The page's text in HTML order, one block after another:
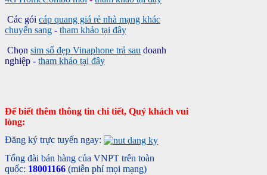
Các gói cáp quang giá rẻ nhà mạng khác
chuyển sang - tham khảo tại đây
Chọn sim số đẹp Vinaphone trả sau doanh
nghiệp - tham khảo tại đây
Để biết thêm thông tin chi tiết, Quý khách vui
lòng:
Đăng ký trực tuyến ngay:
Tổng đài bán hàng của VNPT trên toàn
quốc: 18001166 (miễn phí mọi mạng)